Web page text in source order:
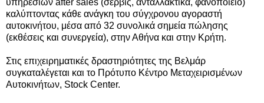
υπηρεσιών after sales (σέρβις, ανταλλακτικά, φανοποιείο)
καλύπτοντας κάθε ανάγκη του σύγχρονου αγοραστή
αυτοκινήτου, μέσα από 32 συνολικά σημεία πώλησης
(εκθέσεις και συνεργεία), στην Αθήνα και στην Κρήτη.
Στις επιχειρηματικές δραστηριότητες της Βελμάρ
συγκαταλέγεται και το Πρότυπο Κέντρο Μεταχειρισμένων
Αυτοκινήτων, Stock Center.